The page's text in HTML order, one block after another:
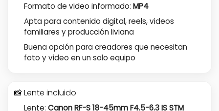
Formato de video informado: MP4
Apta para contenido digital, reels, videos
familiares y producción liviana
Buena opción para creadores que necesitan
foto y video en un solo equipo
📸 Lente incluido
Lente: Canon RF-S 18-45mm F4.5-6.3 IS STM